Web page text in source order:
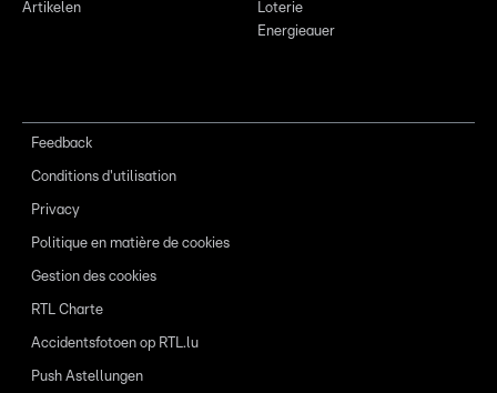
Artikelen
Loterie
Energieauer
Feedback
Conditions d'utilisation
Privacy
Politique en matière de cookies
Gestion des cookies
RTL Charte
Accidentsfotoen op RTL.lu
Push Astellungen